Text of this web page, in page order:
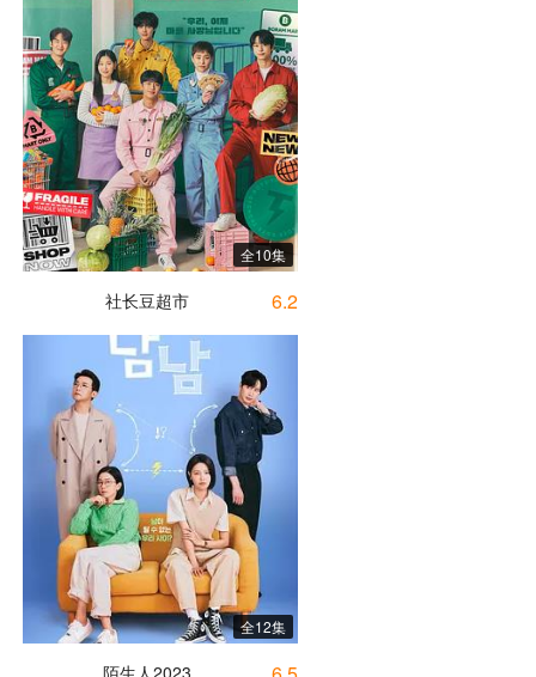
全10集
社长豆超市 6.2
全12集
陌生人2023